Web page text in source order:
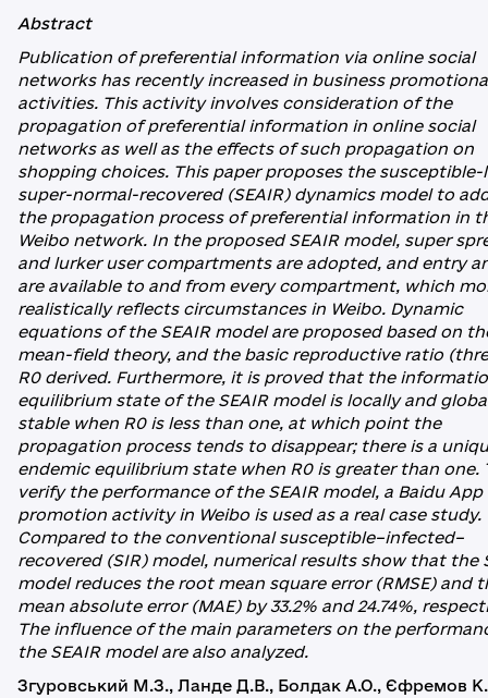
Abstract
Publication of preferential information via online social
networks has recently increased in business
activities. This activity involves consideration of the
propagation of preferential information in online social
networks as well as the effects of such propagation on
shopping choices. This paper proposes the
super-normal-recovered (SEAIR) dynamics model to
the propagation process of preferential information in
Weibo network. In the proposed SEAIR model, super
and lurker user compartments are adopted, and entry
are available to and from every compartment, which
realistically reflects circumstances in Weibo. Dynamic
equations of the SEAIR model are proposed based on
mean-field theory, and the basic reproductive ratio
R0 derived. Furthermore, it is proved that the
equilibrium state of the SEAIR model is locally and
stable when R0 is less than one, at which point the
propagation process tends to disappear; there is a
endemic equilibrium state when R0 is greater than one.
verify the performance of the SEAIR model, a Baidu App
promotion activity in Weibo is used as a real case study.
Compared to the conventional susceptible–infected–
recovered (SIR) model, numerical results show that the
model reduces the root mean square error (RMSE) and
mean absolute error (MAE) by 33.2% and 24.74%,
The influence of the main parameters on the
the SEAIR model are also analyzed.
Згуровський М.З., Ланде Д.В., Болдак А.О., Єфремов